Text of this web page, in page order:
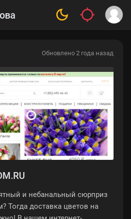
Обновлено 2 года назад
и небанальный сюрприз
Тогда доставка цветов на